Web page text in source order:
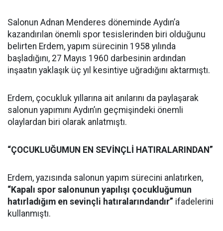
Salonun Adnan Menderes döneminde Aydın’a
kazandırılan önemli spor tesislerinden biri olduğunu
belirten Erdem, yapım sürecinin 1958 yılında
başladığını, 27 Mayıs 1960 darbesinin ardından
inşaatın yaklaşık üç yıl kesintiye uğradığını aktarmıştı.
Erdem, çocukluk yıllarına ait anılarını da paylaşarak
salonun yapımını Aydın’ın geçmişindeki önemli
olaylardan biri olarak anlatmıştı.
“ÇOCUKLUĞUMUN EN SEVİNÇLİ HATIRALARINDAN”
Erdem, yazısında salonun yapım sürecini anlatırken,
“Kapalı spor salonunun yapılışı çocukluğumun
hatırladığım en sevinçli hatıralarındandır” ifadelerini
kullanmıştı.